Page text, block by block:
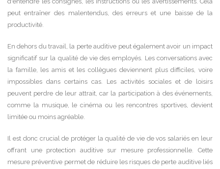
peut entraîner des malentendus, des erreurs et une baisse de la
productivité.
En dehors du travail, la perte auditive peut également avoir un impact
significatif sur la qualité de vie des employés. Les conversations avec
la famille, les amis et les collègues deviennent plus difficiles, voire
impossibles dans certains cas. Les activités sociales et de loisirs
peuvent perdre de leur attrait, car la participation à des événements,
comme la musique, le cinéma ou les rencontres sportives, devient
limitée ou moins agréable.
Il est donc crucial de protéger la qualité de vie de vos salariés en leur
offrant une protection auditive sur mesure professionnelle. Cette
mesure préventive permet de réduire les risques de perte auditive liés